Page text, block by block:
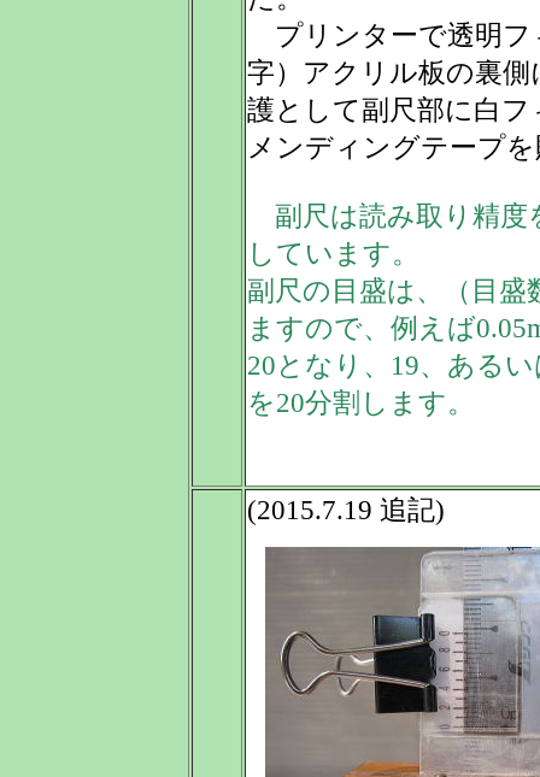
プリンターで透明フ
字）アクリル板の裏
護として副尺部に白
メンディングテープ
副尺は読み取り精度
しています。
副尺の目盛は、（目盛
ますので、例えば
20となり、19、ある
を20分割します。
(2015.7.19 追記)